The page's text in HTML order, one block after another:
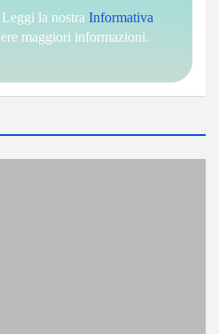
la nostra Informativa
maggiori informazioni.